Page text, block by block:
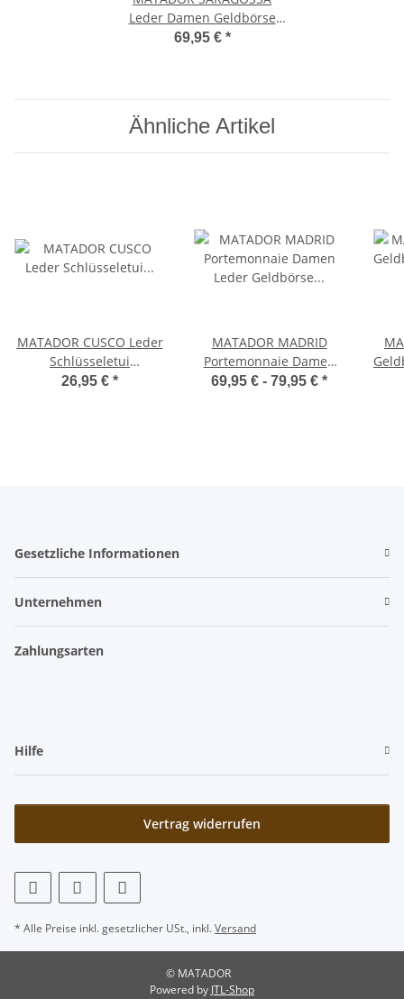
Leder Damen Geldbörse
Blumen RFID Braun
69,95 € *
Ähnliche Artikel
MATADOR CUSCO Leder
Schlüsseletui
Schlüsseltasche 2
26,95 € *
MATADOR MADRID
Portemonnaie Damen
Leder Geldbörse TüV
69,95 € - 79,95 € *
Gesetzliche Informationen
Unternehmen
Zahlungsarten
Hilfe
Vertrag widerrufen
* Alle Preise inkl. gesetzlicher USt., inkl.Versand
© MATADOR
Powered by JTL-Shop